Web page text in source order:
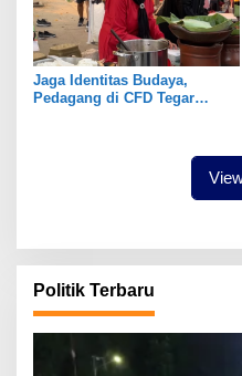
Jaga Identitas Budaya,
Pedagang di CFD Tegar
Politik Terbaru